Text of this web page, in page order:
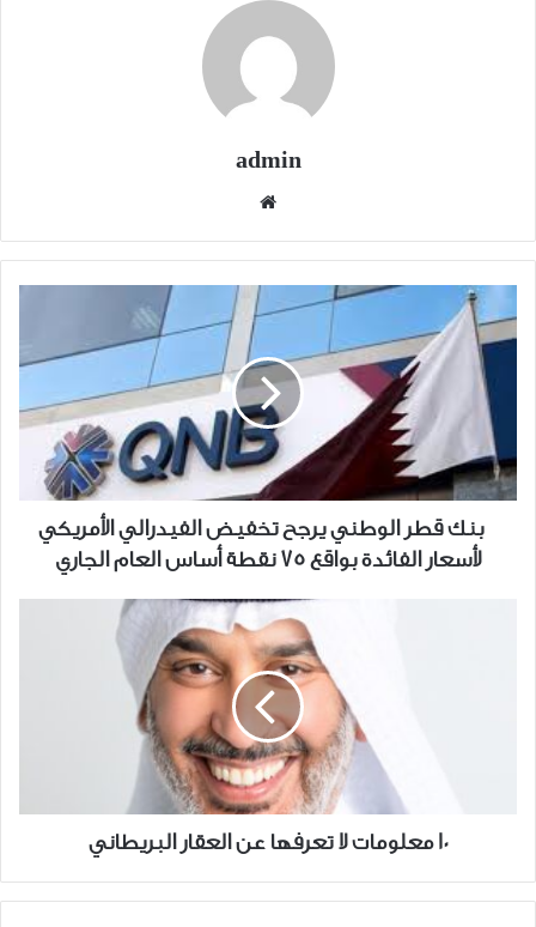
admin
بنك
قطر
الوطني
يرجح
تخفيض
الفيدرالي
الأمريكي
لأسعار
الفائدة
بواقعبنك قطر الوطني يرجح تخفيض الفيدرالي الأمريكي
لأسعار الفائدة بواقع 75 نقطة أساس العام الجاري
10 معلومات لا تعرفها عن العقار البريطاني